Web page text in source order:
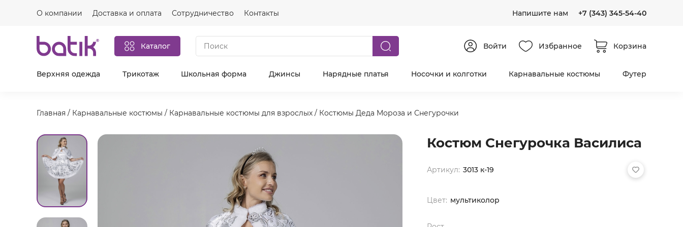
О компании Доставка и оплата Сотрудничество Контакты Напишите нам +7 (343) 345-54-40
Каталог Войти Избранное Корзина
Верхняя одежда Трикотаж Школьная форма Джинсы Нарядные платья Носочки и колготки Карнавальные костюмы Футер
Главная / Карнавальные костюмы / Карнавальные костюмы для взрослых / Костюмы Деда Мороза и Снегурочки
Костюм Снегурочка Василиса
Артикул: 3013 к-19
Цвет: мультиколор